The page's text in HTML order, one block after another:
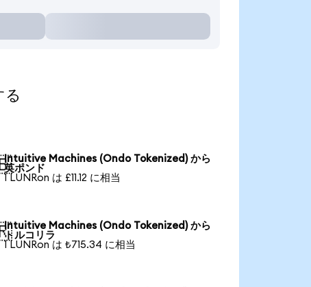
Intuitive Machines (Ondo Tokenized) から
英ポンド
1 LUNRon は £11.12 に相当
Intuitive Machines (Ondo Tokenized) から
トルコリラ
1 LUNRon は ₺715.34 に相当